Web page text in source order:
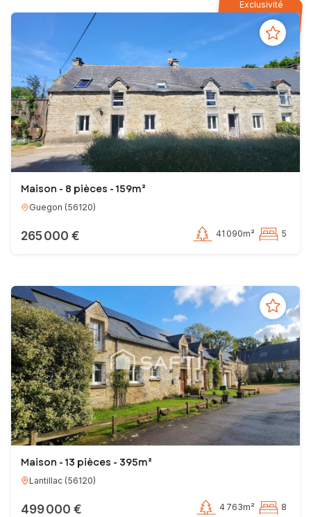
Exclusivité
Maison - 8 pièces - 159m²
Guegon (56120)
265 000 € 41 090m² 5
Maison - 13 pièces - 395m²
Lantillac (56120)
499 000 € 4 763m² 8